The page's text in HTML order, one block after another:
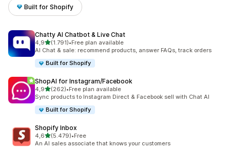
Built for Shopify
Chatty AI Chatbot & Live Chat
4,95 yıldız üzerinden
(1.791)
toplam 1791 değerlendirme
•Free plan available
AI Chat & sale: recommend products, answer FAQs, track orders
Built for Shopify
ShopAI for Instagram/Facebook
4,95 yıldız üzerinden
(262)
toplam 262 değerlendirme
•Free plan available
Sync products to Instagram Direct & Facebook sell with Chat AI
Built for Shopify
Shopify Inbox
4,65 yıldız üzerinden
(5.479)
toplam 5479 değerlendirme
•Free
An AI sales associate that knows your customers